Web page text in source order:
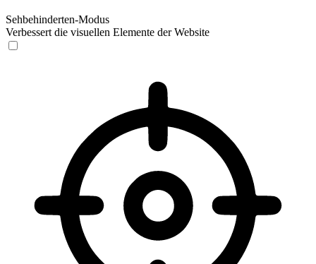
Sehbehinderten-Modus
Verbessert die visuellen Elemente der Website